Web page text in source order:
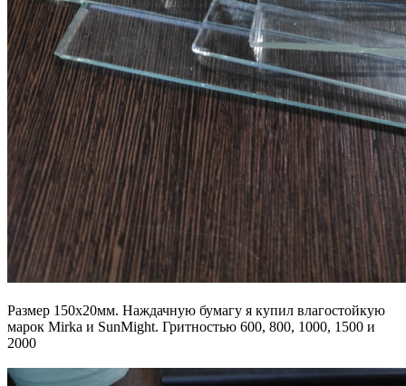
Размер 150х20мм. Наждачную бумагу я купил влагостойкую
марок Mirka и SunMight. Гритностью 600, 800, 1000, 1500 и
2000